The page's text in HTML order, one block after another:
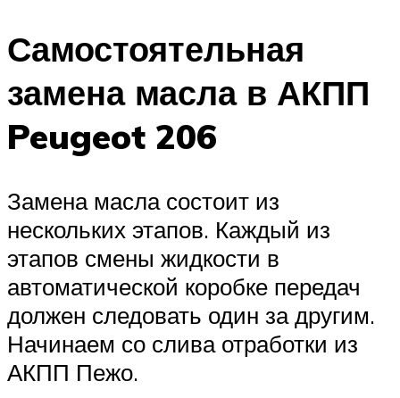
Самостоятельная
замена масла в АКПП
Peugeot 206
Замена масла состоит из
нескольких этапов. Каждый из
этапов смены жидкости в
автоматической коробке передач
должен следовать один за другим.
Начинаем со слива отработки из
АКПП Пежо.